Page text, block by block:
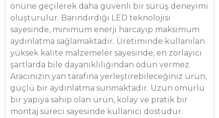
önüne geçilerek daha güvenli bir sürüş deneyimi
oluşturulur. Barındırdığı LED teknolojisi
sayesinde, minimum enerji harcayıp maksimum
aydınlatma sağlamaktadır. Üretiminde kullanılan
yüksek kalite malzemeler sayesinde, en zorlayıcı
şartlarda bile dayanıklılığından ödün vermez.
Aracınızın yan tarafına yerleştirebileceğiniz ürün,
güçlü bir aydınlatma sunmaktadır. Uzun ömürlü
bir yapıya sahip olan ürün, kolay ve pratik bir
montaj süreci sayesinde kullanıcı dostudur.